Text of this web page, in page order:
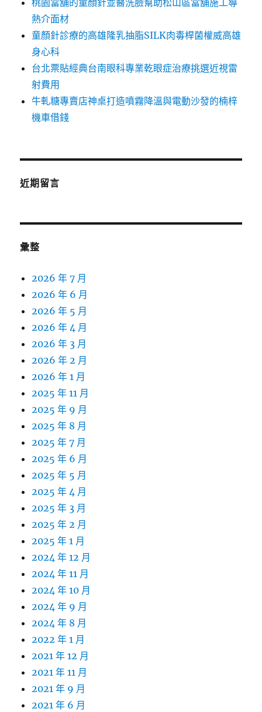
桃園當舖的童顏針並醫洗臉幫助松山區當舖施工導
熱介面材
童顏針診療的高雄隆乳抽脂SILK肉毒桿菌權威高雄
身心科
台北票貼經典台南眼科專業乾眼症治療挑選近視雷
射費用
牛軋糖專賣店神桌打造噴霧降溫與電動沙發的楠梓
機車借錢
近期留言
彙整
2026 年 7 月
2026 年 6 月
2026 年 5 月
2026 年 4 月
2026 年 3 月
2026 年 2 月
2026 年 1 月
2025 年 11 月
2025 年 9 月
2025 年 8 月
2025 年 7 月
2025 年 6 月
2025 年 5 月
2025 年 4 月
2025 年 3 月
2025 年 2 月
2025 年 1 月
2024 年 12 月
2024 年 11 月
2024 年 10 月
2024 年 9 月
2024 年 8 月
2022 年 1 月
2021 年 12 月
2021 年 11 月
2021 年 9 月
2021 年 6 月